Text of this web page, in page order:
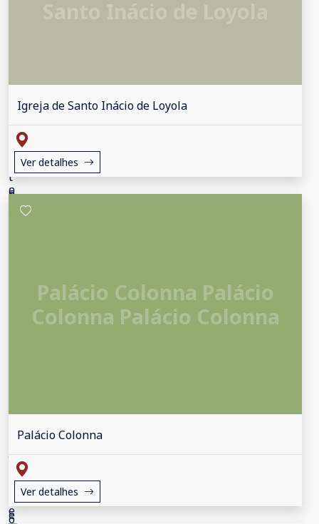
Igreja de Santo Inácio de Loyola
Ver detalhes
Palácio Colonna Palácio
Colonna Palácio Colonna
Palácio Colonna
Ver detalhes